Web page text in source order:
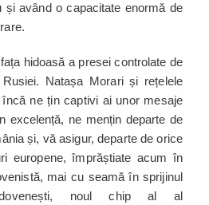
și având o capacitate enormă de
hidoasă a presei controlate de
Natașa Morari și rețelele
ne țin captivi ai unor mesaje
excelență, ne mențin departe de
și, vă asigur, departe de orice
europene, împrăștiate acum în
mai cu seamă în sprijinul
noul chip al al